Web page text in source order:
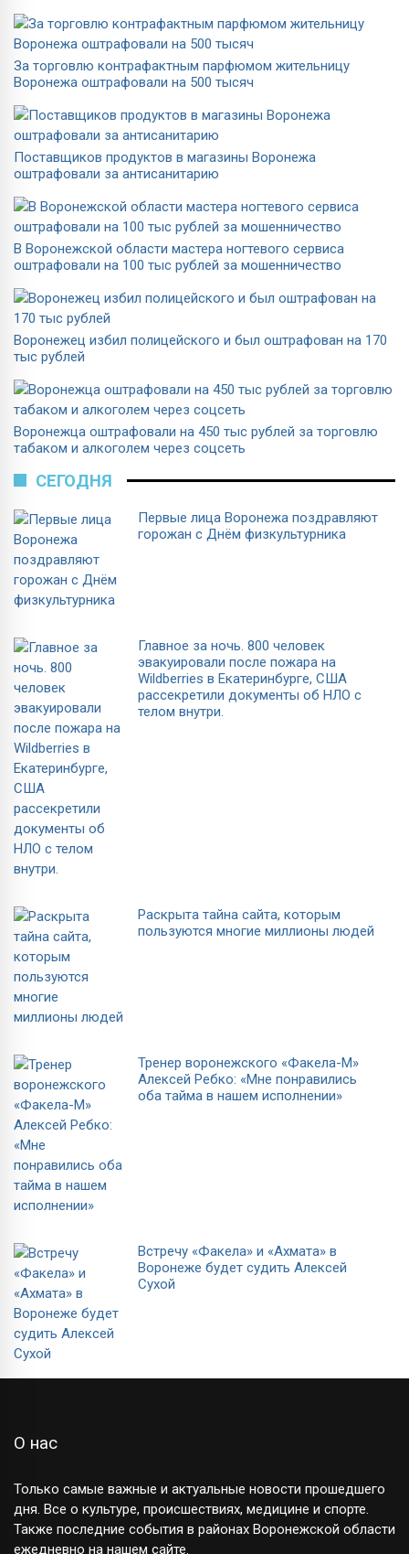
За торговлю контрафактным парфюмом жительницу
Воронежа оштрафовали на 500 тысяч
Поставщиков продуктов в магазины Воронежа
оштрафовали за антисанитарию
В Воронежской области мастера ногтевого сервиса
оштрафовали на 100 тыс рублей за мошенничество
Воронежец избил полицейского и был оштрафован на 170
тыс рублей
Воронежца оштрафовали на 450 тыс рублей за торговлю
табаком и алкоголем через соцсеть
СЕГОДНЯ
Первые лица Воронежа поздравляют
горожан с Днём физкультурника
Главное за ночь. 800 человек
эвакуировали после пожара на
Wildberries в Екатеринбурге, США
рассекретили документы об НЛО с
телом внутри.
Раскрыта тайна сайта, которым
пользуются многие миллионы людей
Тренер воронежского «Факела-М»
Алексей Ребко: «Мне понравились
оба тайма в нашем исполнении»
Встречу «Факела» и «Ахмата» в
Воронеже будет судить Алексей
Сухой
О нас
Только самые важные и актуальные новости прошедшего
дня. Все о культуре, происшествиях, медицине и спорте.
Также последние события в районах Воронежской области
ежедневно на нашем сайте.